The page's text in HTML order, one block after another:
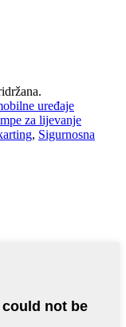
uređaje
za lijevanje
, Sigurnosna